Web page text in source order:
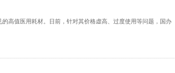
高值医用耗材。日前，针对其价格虚高、过度使用等问题，国办